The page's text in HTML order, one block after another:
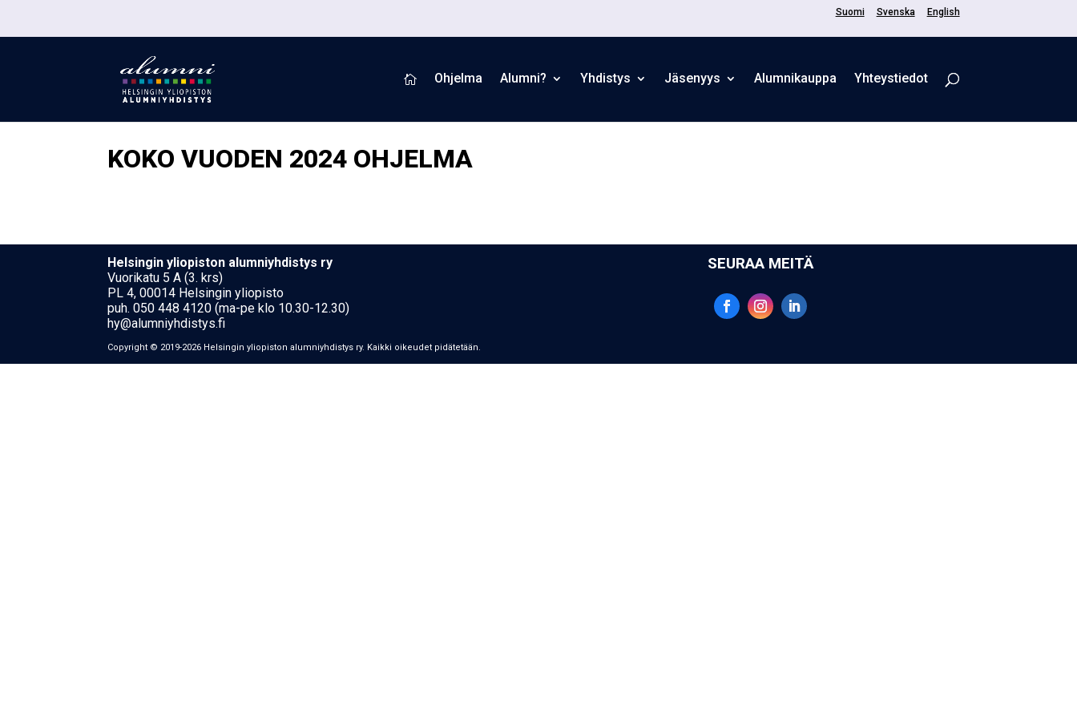
Suomi Svenska English
 Ohjelma Alumni? Yhdistys Jäsenyys Alum­ni­kaup­pa Yhteystiedot
KOKO VUODEN 2024 OHJELMA
Hel­sin­gin yli­opis­ton alumniyhdistys ry
Vuorikatu 5 A (3. krs)
PL 4, 00014 Helsingin yliopisto
puh. 050 448 4120 (ma-pe klo 10.30-12.30)
hy@alumniyhdistys.fi
SEU­RAA MEI­TÄ
Copyright © 2019-2026 Hel­sin­gin yli­opis­ton alumniyhdistys ry. Kaikki oikeudet pidätetään.